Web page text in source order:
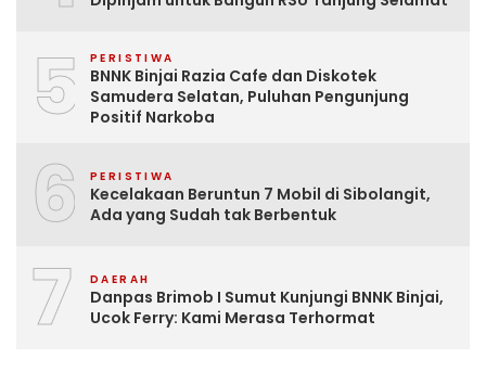
5 PERISTIWA
BNNK Binjai Razia Cafe dan Diskotek
Samudera Selatan, Puluhan Pengunjung
Positif Narkoba
6 PERISTIWA
Kecelakaan Beruntun 7 Mobil di Sibolangit,
Ada yang Sudah tak Berbentuk
7 DAERAH
Danpas Brimob I Sumut Kunjungi BNNK Binjai,
Ucok Ferry: Kami Merasa Terhormat